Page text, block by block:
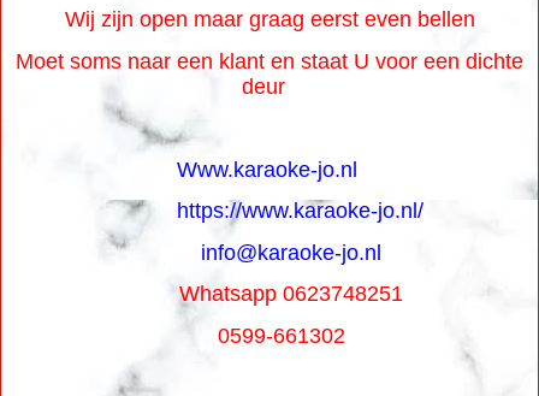
Wij zijn open maar graag eerst even bellen
Moet soms naar een klant en staat U voor een dichte
deur
Www.karaoke-jo.nl
https://www.karaoke-jo.nl/
info@karaoke-jo.nl
Whatsapp 0623748251
0599-661302